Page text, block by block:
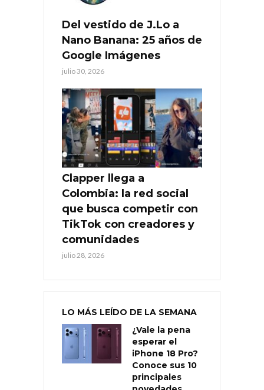
Del vestido de J.Lo a
Nano Banana: 25 años de
Google Imágenes
julio 30, 2026
Clapper llega a
Colombia: la red social
que busca competir con
TikTok con creadores y
comunidades
julio 28, 2026
LO MÁS LEÍDO DE LA SEMANA
¿Vale la pena
esperar el
iPhone 18 Pro?
Conoce sus 10
principales